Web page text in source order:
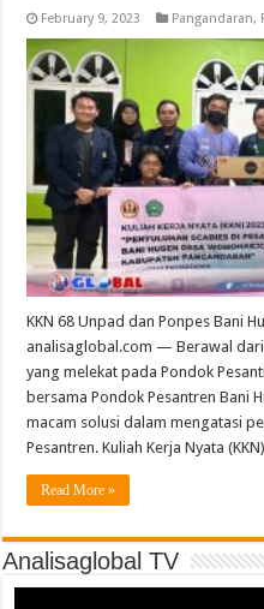
February 9, 2023 Pangandaran,
KKN 68 Unpad dan Ponpes Bani
analisaglobal.com — Berawal
yang melekat pada Pondok
bersama Pondok Pesantren Bani
macam solusi dalam mengatasi
Pesantren. Kuliah Kerja Nyata
Read More »
Analisaglobal TV